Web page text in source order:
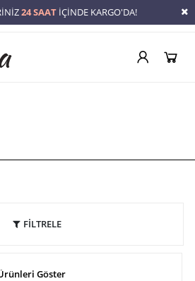
24 SAATİÇİNDE KARGO'DA!
FİLTRELE
Göster